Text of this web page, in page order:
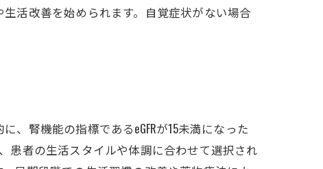
活改善を始められます。自覚症状がない場合
腎機能の指標であるeGFRが15未満になった
患者の生活スタイルや体調に合わせて選択され